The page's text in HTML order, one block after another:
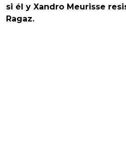
si él y Xandro Meurisse
Ragaz.